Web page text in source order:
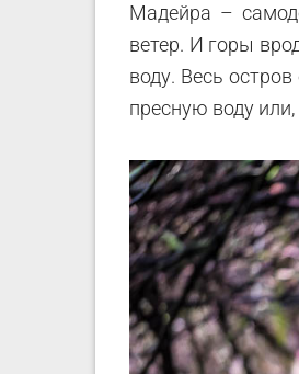
Мадейра –
ветер. И горы
воду. Весь
пресную воду